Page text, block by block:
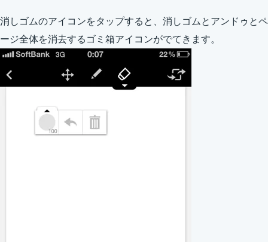
消しゴムのアイコンをタップすると、消しゴムとアンドゥとペ
ージ全体を消去するゴミ箱アイコンがでてきます。